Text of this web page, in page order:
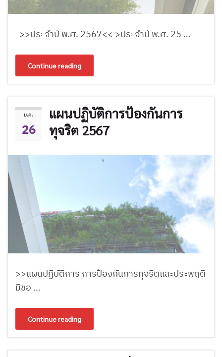
>>ประจำปี พ.ศ. 2567<< >ประจำปี พ.ศ. 25 …
Continue reading
ม.ค.
26
แผนปฏิบัติการป้องกันการ
ทุจริต 2567
>>แผนปฏิบัติการ การป้องกันการทุจริตและประพฤติ
มิชอ …
Continue reading